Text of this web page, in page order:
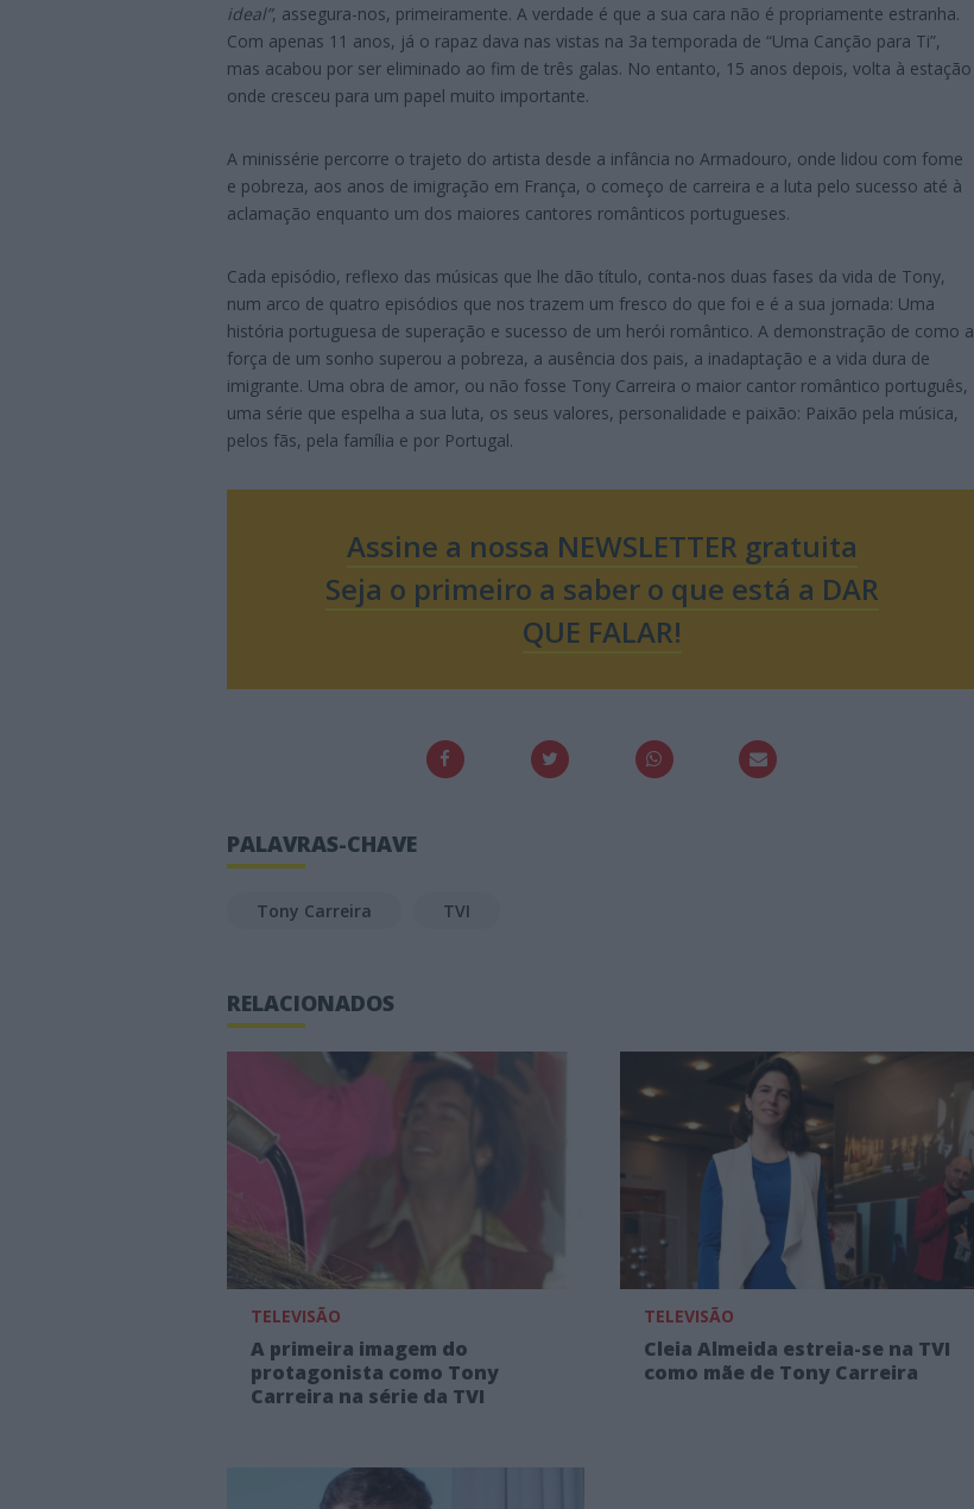
ideal”, assegura-nos, primeiramente. A verdade é que a sua cara não é propriamente estranha.
Com apenas 11 anos, já o rapaz dava nas vistas na 3a temporada de “Uma Canção para Ti”,
mas acabou por ser eliminado ao fim de três galas. No entanto, 15 anos depois, volta à estação
onde cresceu para um papel muito importante.
A minissérie percorre o trajeto do artista desde a infância no Armadouro, onde lidou com fome
e pobreza, aos anos de imigração em França, o começo de carreira e a luta pelo sucesso até à
aclamação enquanto um dos maiores cantores românticos portugueses.
Cada episódio, reflexo das músicas que lhe dão título, conta-nos duas fases da vida de Tony,
num arco de quatro episódios que nos trazem um fresco do que foi e é a sua jornada: Uma
história portuguesa de superação e sucesso de um herói romântico. A demonstração de como a
força de um sonho superou a pobreza, a ausência dos pais, a inadaptação e a vida dura de
imigrante. Uma obra de amor, ou não fosse Tony Carreira o maior cantor romântico português,
uma série que espelha a sua luta, os seus valores, personalidade e paixão: Paixão pela música,
pelos fãs, pela família e por Portugal.
Assine a nossa NEWSLETTER gratuita
Seja o primeiro a saber o que está a DAR
QUE FALAR!
PALAVRAS-CHAVE
Tony Carreira TVI
RELACIONADOS
TELEVISÃO
A primeira imagem do
protagonista como Tony
Carreira na série da TVI
TELEVISÃO
Cleia Almeida estreia-se na TVI
como mãe de Tony Carreira